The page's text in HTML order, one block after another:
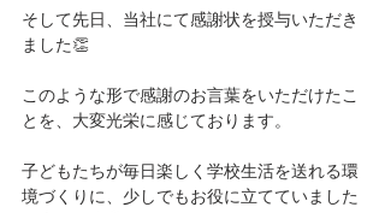
そして先日、当社にて感謝状を授与いただき
ました👏
このような形で感謝のお言葉をいただけたこ
とを、大変光栄に感じております。
子どもたちが毎日楽しく学校生活を送れる環
境づくりに、少しでもお役に立てていました